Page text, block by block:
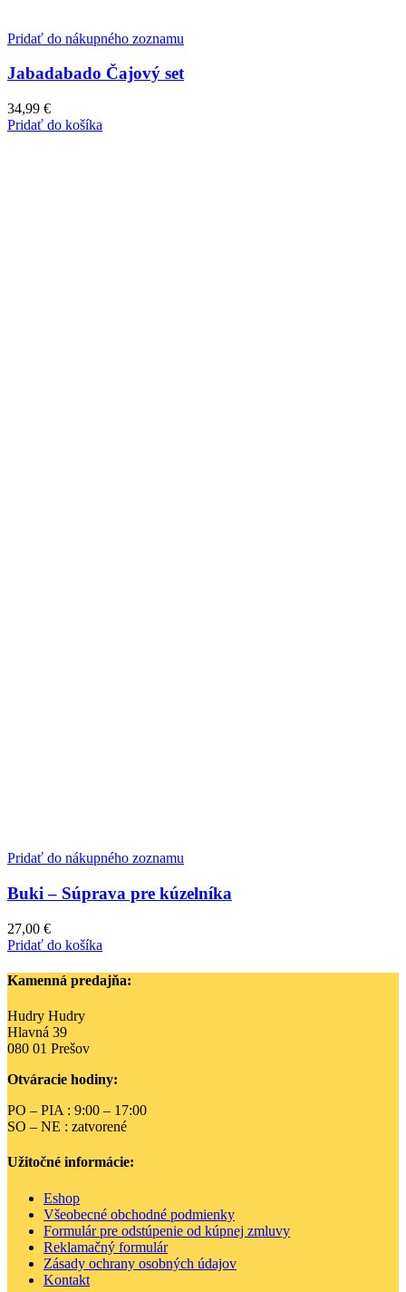
Pridať do nákupného zoznamu
Jabadabado Čajový set
34,99 €
Pridať do košíka
Pridať do nákupného zoznamu
Buki – Súprava pre kúzelníka
27,00 €
Pridať do košíka
Kamenná predajňa:
Hudry Hudry
Hlavná 39
080 01 Prešov
Otváracie hodiny:
PO – PIA : 9:00 – 17:00
SO – NE : zatvorené
Užitočné informácie:
Eshop
Všeobecné obchodné podmienky
Formulár pre odstúpenie od kúpnej zmluvy
Reklamačný formulár
Zásady ochrany osobných údajov
Kontakt